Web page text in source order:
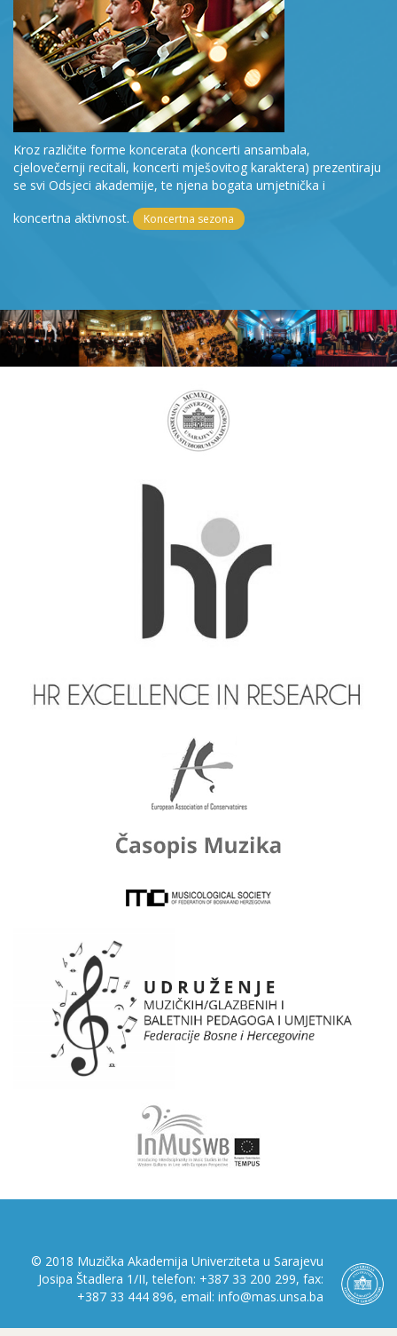
Kroz različite forme koncerata (koncerti ansambala,
cjelovečernji recitali, koncerti mješovitog karaktera) prezentiraju
se svi Odsjeci akademije, te njena bogata umjetnička i
koncertna aktivnost.
Koncertna sezona
© 2018 Muzička Akademija Univerziteta u Sarajevu
Josipa Štadlera 1/II, telefon: +387 33 200 299, fax:
+387 33 444 896, email: info@mas.unsa.ba